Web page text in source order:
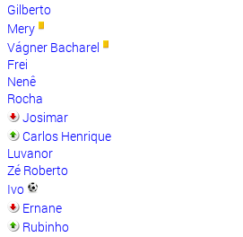
Gilberto
Mery
Vágner Bacharel
Frei
Nenê
Rocha
Josimar
Carlos Henrique
Luvanor
Zé Roberto
Ivo
Ernane
Rubinho